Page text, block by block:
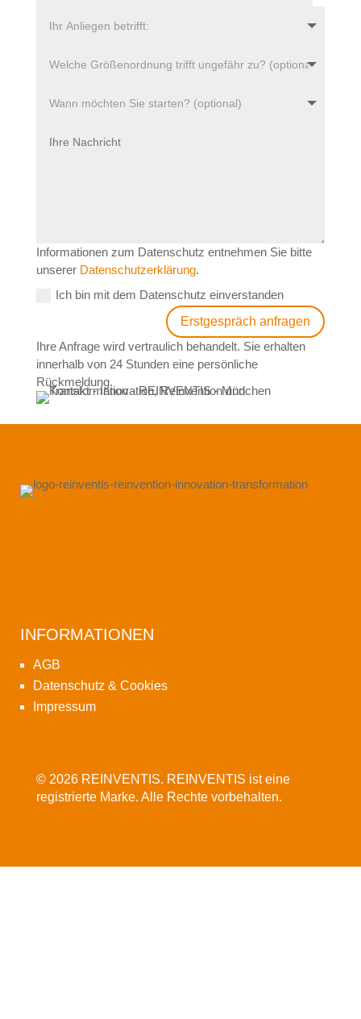
Informationen zum Datenschutz entnehmen Sie bitte
unserer Datenschutzerklärung.
Ich bin mit dem Datenschutz einverstanden
Erstgespräch anfragen
Ihre Anfrage wird vertraulich behandelt. Sie erhalten
innerhalb von 24 Stunden eine persönliche
Rückmeldung.
INFORMATIONEN
AGB
Datenschutz & Cookies
Impressum
© 2026 REINVENTIS. REINVENTIS ist eine
registrierte Marke. Alle Rechte vorbehalten.